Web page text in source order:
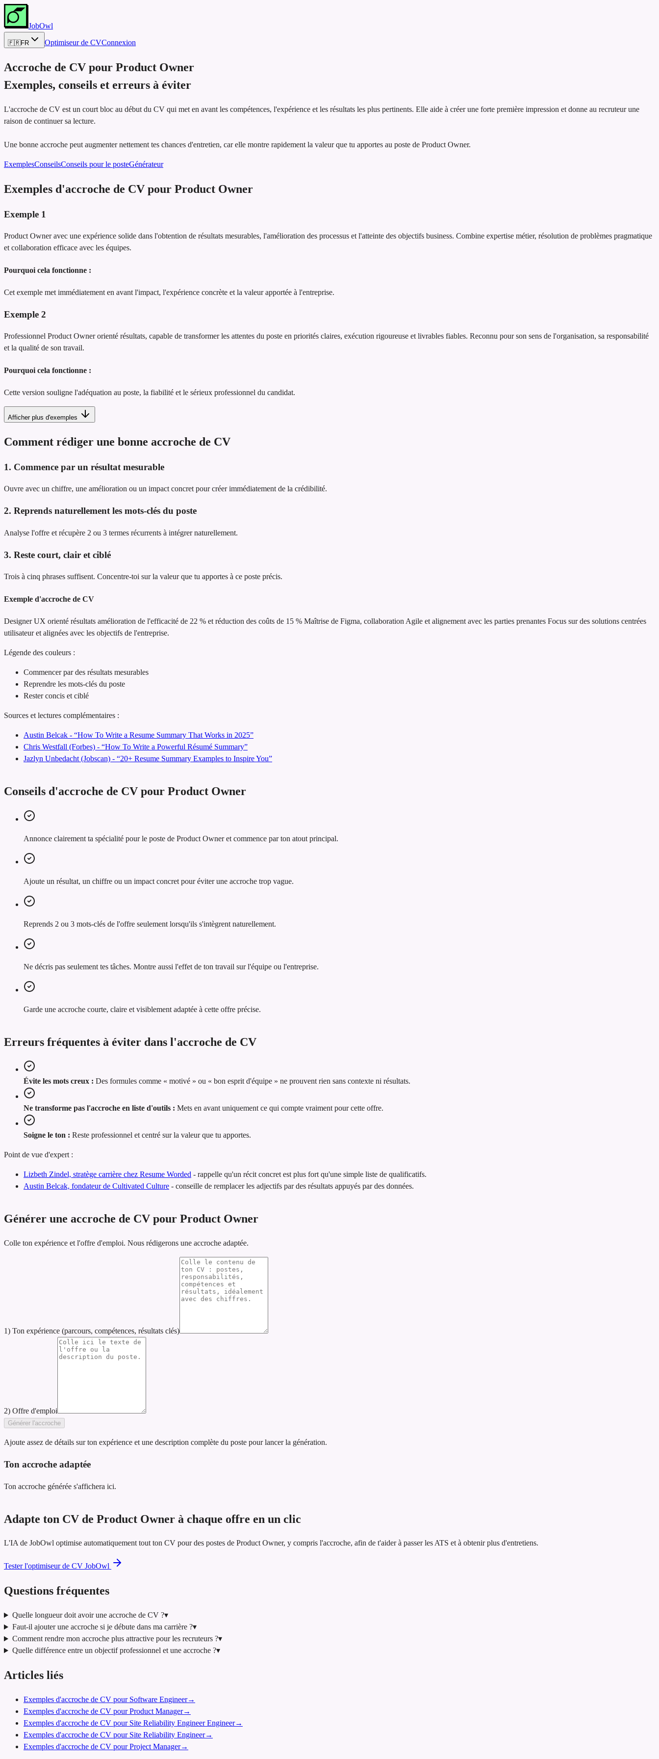
JobOwl
🇫🇷FR Optimiseur de CVConnexion
Accroche de CV pour Product Owner
Exemples, conseils et erreurs à éviter
L'accroche de CV est un court bloc au début du CV qui met en avant les compétences, l'expérience et les résultats les plus pertinents. Elle aide à créer une forte première impression et donne au recruteur une
raison de continuer sa lecture.
Une bonne accroche peut augmenter nettement tes chances d'entretien, car elle montre rapidement la valeur que tu apportes au poste de Product Owner.
ExemplesConseilsConseils pour le posteGénérateur
Exemples d'accroche de CV pour Product Owner
Exemple 1
Product Owner avec une expérience solide dans l'obtention de résultats mesurables, l'amélioration des processus et l'atteinte des objectifs business. Combine expertise métier, résolution de problèmes pragmatique
et collaboration efficace avec les équipes.
Pourquoi cela fonctionne :
Cet exemple met immédiatement en avant l'impact, l'expérience concrète et la valeur apportée à l'entreprise.
Exemple 2
Professionnel Product Owner orienté résultats, capable de transformer les attentes du poste en priorités claires, exécution rigoureuse et livrables fiables. Reconnu pour son sens de l'organisation, sa responsabilité
et la qualité de son travail.
Pourquoi cela fonctionne :
Cette version souligne l'adéquation au poste, la fiabilité et le sérieux professionnel du candidat.
Afficher plus d'exemples
Comment rédiger une bonne accroche de CV
1. Commence par un résultat mesurable
Ouvre avec un chiffre, une amélioration ou un impact concret pour créer immédiatement de la crédibilité.
2. Reprends naturellement les mots-clés du poste
Analyse l'offre et récupère 2 ou 3 termes récurrents à intégrer naturellement.
3. Reste court, clair et ciblé
Trois à cinq phrases suffisent. Concentre-toi sur la valeur que tu apportes à ce poste précis.
Exemple d'accroche de CV
Designer UX orienté résultats amélioration de l'efficacité de 22 % et réduction des coûts de 15 % Maîtrise de Figma, collaboration Agile et alignement avec les parties prenantes Focus sur des solutions centrées
utilisateur et alignées avec les objectifs de l'entreprise.
Légende des couleurs :
Commencer par des résultats mesurables
Reprendre les mots-clés du poste
Rester concis et ciblé
Sources et lectures complémentaires :
Austin Belcak - “How To Write a Resume Summary That Works in 2025”
Chris Westfall (Forbes) - “How To Write a Powerful Résumé Summary”
Jazlyn Unbedacht (Jobscan) - “20+ Resume Summary Examples to Inspire You”
Conseils d'accroche de CV pour Product Owner
Annonce clairement ta spécialité pour le poste de Product Owner et commence par ton atout principal.
Ajoute un résultat, un chiffre ou un impact concret pour éviter une accroche trop vague.
Reprends 2 ou 3 mots-clés de l'offre seulement lorsqu'ils s'intègrent naturellement.
Ne décris pas seulement tes tâches. Montre aussi l'effet de ton travail sur l'équipe ou l'entreprise.
Garde une accroche courte, claire et visiblement adaptée à cette offre précise.
Erreurs fréquentes à éviter dans l'accroche de CV
Évite les mots creux : Des formules comme « motivé » ou « bon esprit d'équipe » ne prouvent rien sans contexte ni résultats.
Ne transforme pas l'accroche en liste d'outils : Mets en avant uniquement ce qui compte vraiment pour cette offre.
Soigne le ton : Reste professionnel et centré sur la valeur que tu apportes.
Point de vue d'expert :
Lizbeth Zindel, stratège carrière chez Resume Worded - rappelle qu'un récit concret est plus fort qu'une simple liste de qualificatifs.
Austin Belcak, fondateur de Cultivated Culture - conseille de remplacer les adjectifs par des résultats appuyés par des données.
Générer une accroche de CV pour Product Owner
Colle ton expérience et l'offre d'emploi. Nous rédigerons une accroche adaptée.
1) Ton expérience (parcours, compétences, résultats clés)
2) Offre d'emploi
Générer l'accroche
Ajoute assez de détails sur ton expérience et une description complète du poste pour lancer la génération.
Ton accroche adaptée
Ton accroche générée s'affichera ici.
Adapte ton CV de Product Owner à chaque offre en un clic
L'IA de JobOwl optimise automatiquement tout ton CV pour des postes de Product Owner, y compris l'accroche, afin de t'aider à passer les ATS et à obtenir plus d'entretiens.
Tester l'optimiseur de CV JobOwl
Questions fréquentes
Quelle longueur doit avoir une accroche de CV ?▾
Faut-il ajouter une accroche si je débute dans ma carrière ?▾
Comment rendre mon accroche plus attractive pour les recruteurs ?▾
Quelle différence entre un objectif professionnel et une accroche ?▾
Articles liés
Exemples d'accroche de CV pour Software Engineer→
Exemples d'accroche de CV pour Product Manager→
Exemples d'accroche de CV pour Site Reliability Engineer Engineer→
Exemples d'accroche de CV pour Site Reliability Engineer→
Exemples d'accroche de CV pour Project Manager→